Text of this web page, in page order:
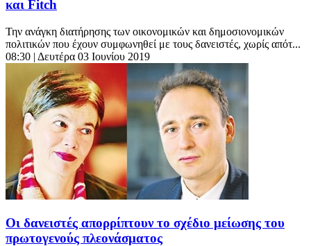
και Fitch
Την ανάγκη διατήρησης των οικονομικών και δημοσιονομικών
πολιτικών που έχουν συμφωνηθεί με τους δανειστές, χωρίς απότ...
08:30 | Δευτέρα 03 Ιουνίου 2019
Οι δανειστές απορρίπτουν το σχέδιο μείωσης του
πρωτογενούς πλεονάσματος